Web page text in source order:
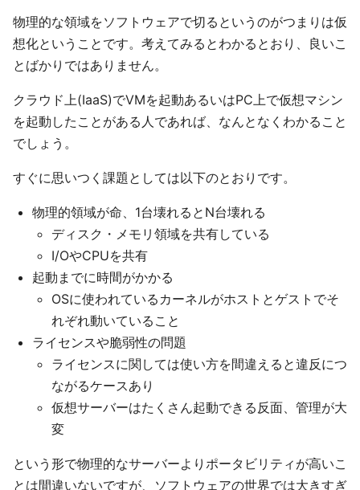
物理的な領域をソフトウェアで切るというのがつまりは仮
想化ということです。考えてみるとわかるとおり、良いこ
とばかりではありません。
クラウド上(IaaS)でVMを起動あるいはPC上で仮想マシン
を起動したことがある人であれば、なんとなくわかること
でしょう。
すぐに思いつく課題としては以下のとおりです。
物理的領域が命、1台壊れるとN台壊れる
ディスク・メモリ領域を共有している
I/OやCPUを共有
起動までに時間がかかる
OSに使われているカーネルがホストとゲストでそ
れぞれ動いていること
ライセンスや脆弱性の問題
ライセンスに関しては使い方を間違えると違反につ
ながるケースあり
仮想サーバーはたくさん起動できる反面、管理が大
変
という形で物理的なサーバーよりポータビリティが高いこ
とは間違いないですが、ソフトウェアの世界では大きすぎ